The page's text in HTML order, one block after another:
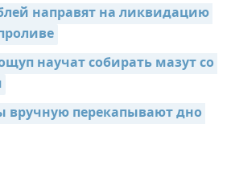
направят на ликвидацию
научат собирать мазут со
вручную перекапывают дно